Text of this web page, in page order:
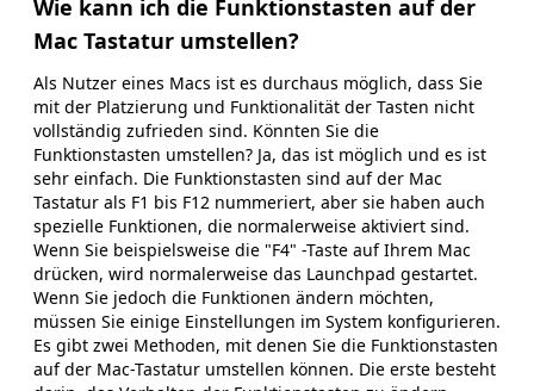
Wie kann ich die Funktionstasten auf der
Mac Tastatur umstellen?
Als Nutzer eines Macs ist es durchaus möglich, dass Sie
mit der Platzierung und Funktionalität der Tasten nicht
vollständig zufrieden sind. Könnten Sie die
Funktionstasten umstellen? Ja, das ist möglich und es ist
sehr einfach. Die Funktionstasten sind auf der Mac
Tastatur als F1 bis F12 nummeriert, aber sie haben auch
spezielle Funktionen, die normalerweise aktiviert sind.
Wenn Sie beispielsweise die "F4" -Taste auf Ihrem Mac
drücken, wird normalerweise das Launchpad gestartet.
Wenn Sie jedoch die Funktionen ändern möchten,
müssen Sie einige Einstellungen im System konfigurieren.
Es gibt zwei Methoden, mit denen Sie die Funktionstasten
auf der Mac-Tastatur umstellen können. Die erste besteht